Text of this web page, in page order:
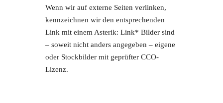
Wenn wir auf externe Seiten verlinken,
kennzeichnen wir den entsprechenden
Link mit einem Asterik: Link* Bilder sind
– soweit nicht anders angegeben – eigene
oder Stockbilder mit geprüfter CCO-
Lizenz.